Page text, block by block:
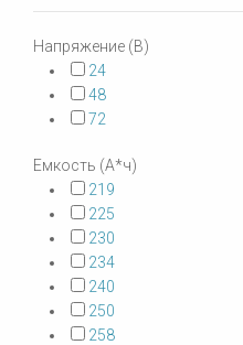
Напряжение (В)
24
48
72
Емкость (А*ч)
219
225
230
234
240
250
258